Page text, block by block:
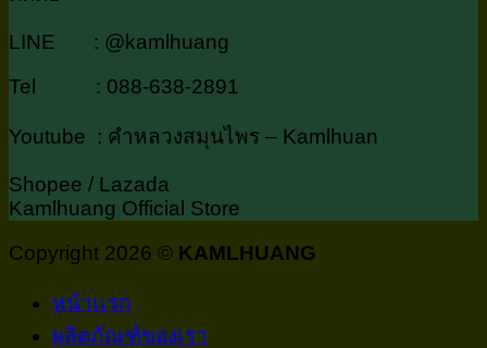
LINE : @kamlhuang
Tel : 088-638-2891
Youtube : คำหลวงสมุนไพร – Kamlhuan
Shopee / Lazada
Kamlhuang Official Store
Copyright 2026 © KAMLHUANG
หน้าเเรก
ผลิตภัณฑ์ของเรา